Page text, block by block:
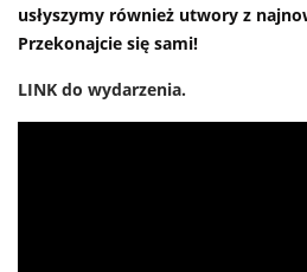
usłyszymy również utwory z
Przekonajcie się sami!
LINK do wydarzenia.